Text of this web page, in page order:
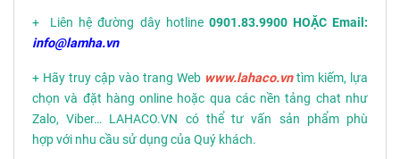
+ Liên hệ đường dây hotline 0901.83.9900 HOẶC Email:
info@lamha.vn
+ Hãy truy cập vào trang Web www.lahaco.vntìm kiếm, lựa
chọn và đặt hàng online hoặc qua các nền tảng chat như
Zalo, Viber… LAHACO.VN có thể tư vấn sản phẩm phù
hợp với nhu cầu sử dụng của Quý khách.